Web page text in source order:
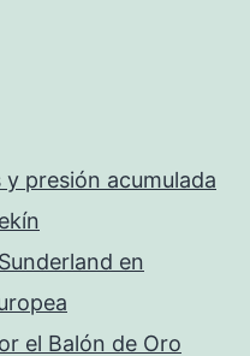
presión acumulada
en
el Balón de Oro